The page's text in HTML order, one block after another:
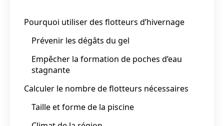
Pourquoi utiliser des flotteurs d’hivernage
Prévenir les dégâts du gel
Empêcher la formation de poches d’eau
stagnante
Calculer le nombre de flotteurs nécessaires
Taille et forme de la piscine